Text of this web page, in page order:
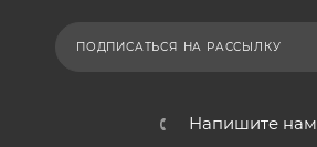
ПОДПИСАТЬСЯ НА РАССЫЛКУ
Напишите нам